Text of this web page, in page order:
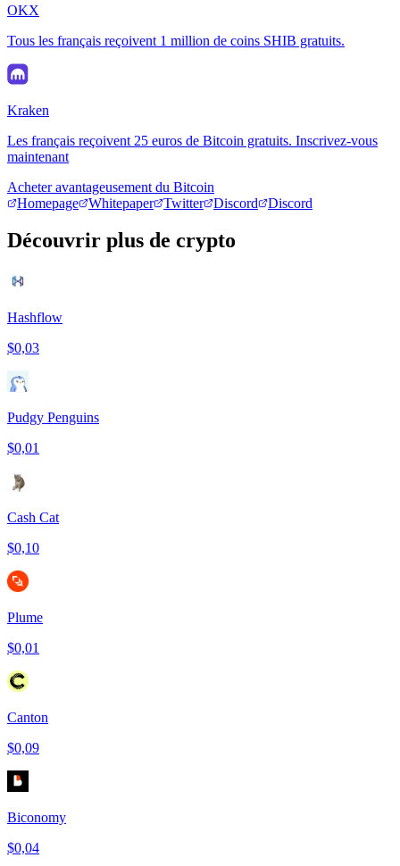
OKX
Tous les français reçoivent 1 million de coins SHIB gratuits.
Kraken
Les français reçoivent 25 euros de Bitcoin gratuits. Inscrivez-vous
maintenant
Acheter avantageusement du Bitcoin
Homepage
Whitepaper Twitter Discord Discord
Découvrir plus de crypto
Hashflow
$0,03
Pudgy Penguins
$0,01
Cash Cat
$0,10
Plume
$0,01
Canton
$0,09
Biconomy
$0,04